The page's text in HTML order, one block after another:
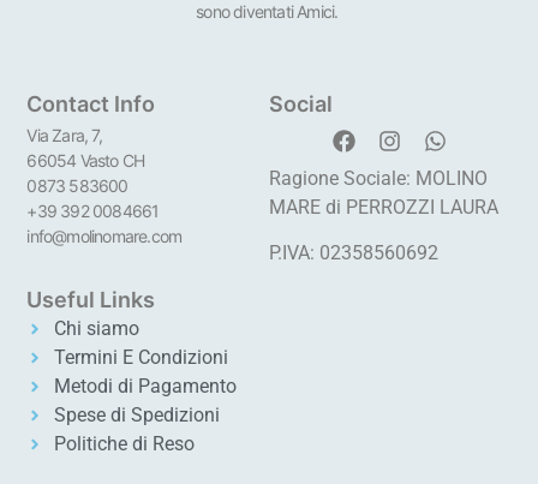
sono diventati Amici.
Contact Info
Via Zara, 7,
66054 Vasto CH
0873 583600
+39 392 0084661
info@molinomare.com
Social
Ragione Sociale: MOLINO
MARE di PERROZZI LAURA
P.IVA: 02358560692
Useful Links
Chi siamo
Termini E Condizioni
Metodi di Pagamento
Spese di Spedizioni
Politiche di Reso